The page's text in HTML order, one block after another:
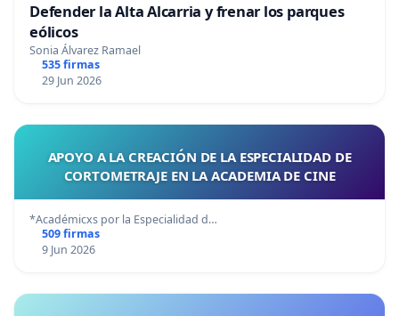
Defender la Alta Alcarria y frenar los parques
eólicos
Sonia Álvarez Ramael
535 firmas
29 Jun 2026
APOYO A LA CREACIÓN DE LA ESPECIALIDAD DE
CORTOMETRAJE EN LA ACADEMIA DE CINE
*Académicxs por la Especialidad d…
509 firmas
9 Jun 2026